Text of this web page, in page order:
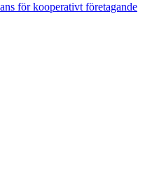
för kooperativt företagande